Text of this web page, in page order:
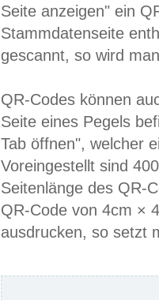
Seite anzeigen" ein
Stammdatenseite
gescannt, so wird
QR-Codes können
Seite eines Pegels
Tab öffnen", welcher
Voreingestellt sind
Seitenlänge des QR-
QR-Code von 4cm ×
ausdrucken, so setzt